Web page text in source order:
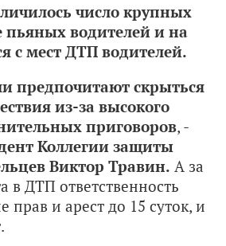
число крупных
пьяных водителей и на
с мест ДТП водителей.
предпочитают скрыться
из-за высокого
приговоров, -
Коллегии защиты
Виктор Травин. А за
в ДТП ответственность
прав и арест до 15 суток, и